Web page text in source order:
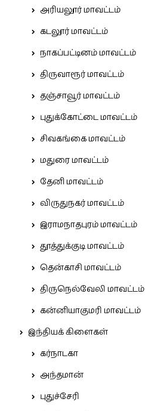
அரியலூர் மாவட்டம்
கடலூர் மாவட்டம்
நாகப்பட்டினம் மாவட்டம்
திருவாரூர் மாவட்டம்
தஞ்சாவூர் மாவட்டம்
புதுக்கோட்டை மாவட்டம்
சிவகங்கை மாவட்டம்
மதுரை மாவட்டம்
தேனி மாவட்டம்
விருதுநகர் மாவட்டம்
இராமநாதபுரம் மாவட்டம்
தூத்துக்குடி மாவட்டம்
தென்காசி மாவட்டம்
திருநெல்வேலி மாவட்டம்
கன்னியாகுமரி மாவட்டம்
இந்தியக் கிளைகள்
கர்நாடகா
அந்தமான்
புதுச்சேரி